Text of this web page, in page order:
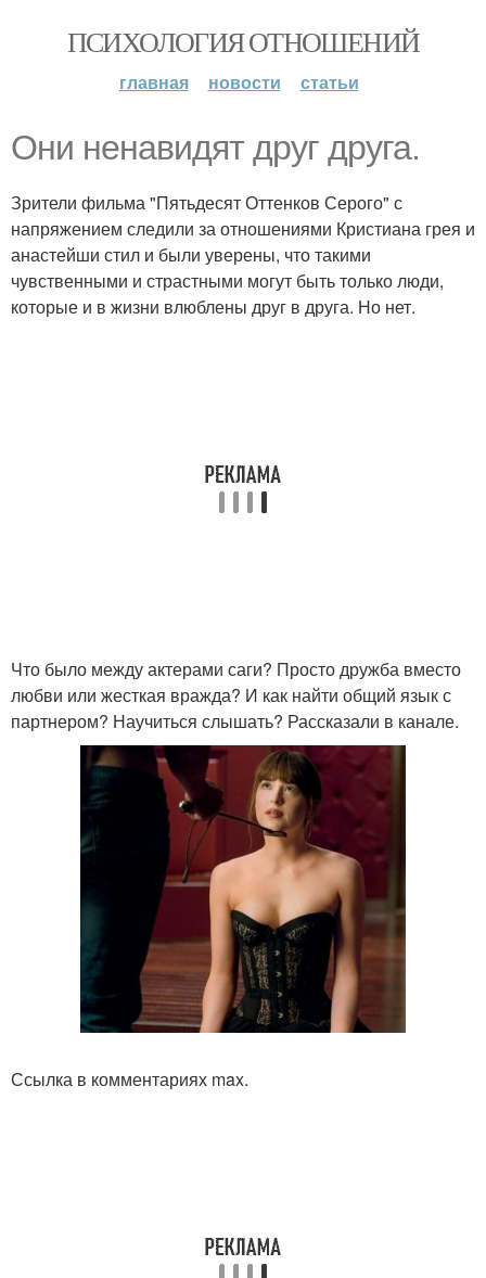
ПСИХОЛОГИЯ ОТНОШЕНИЙ
главная новости статьи
Они ненавидят друг друга.
Зрители фильма "Пятьдесят Оттенков Серого" с
напряжением следили за отношениями Кристиана грея и
анастейши стил и были уверены, что такими
чувственными и страстными могут быть только люди,
которые и в жизни влюблены друг в друга. Но нет.
Что было между актерами саги? Просто дружба вместо
любви или жесткая вражда? И как найти общий язык с
партнером? Научиться слышать? Рассказали в канале.
Ссылка в комментариях max.